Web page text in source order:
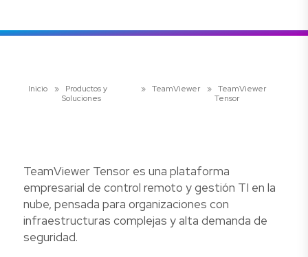
Inicio »
Productos y
Soluciones
» TeamViewer » TeamViewer
Tensor
TeamViewer Tensor es una plataforma
empresarial de control remoto y gestión TI en la
nube, pensada para organizaciones con
infraestructuras complejas y alta demanda de
seguridad.